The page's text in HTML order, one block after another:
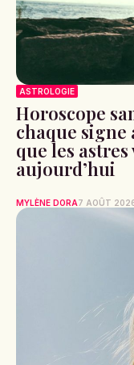
ASTROLOGIE
Horoscope
chaque signe
que les
aujourd’hui
MYLÈNE DORA7 AOÛT